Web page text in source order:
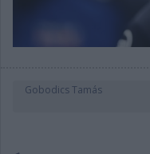
Gobodics Tamás